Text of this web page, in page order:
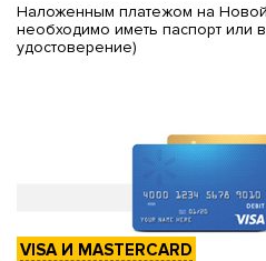
Наложенным платежом на
необходимо иметь паспорт или
удостоверение)
VISA И MASTERCARD